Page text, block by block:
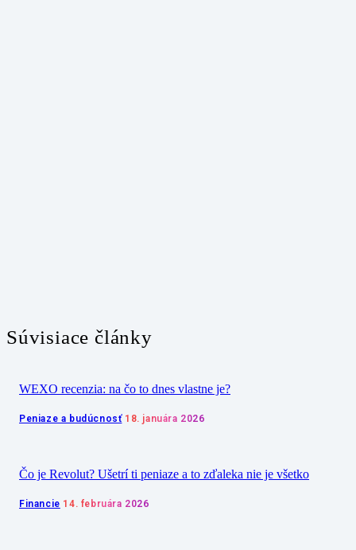
Súvisiace články
WEXO recenzia: na čo to dnes vlastne je?
Peniaze a budúcnosť 18. januára 2026
Čo je Revolut? Ušetrí ti peniaze a to zďaleka nie je všetko
Financie 14. februára 2026